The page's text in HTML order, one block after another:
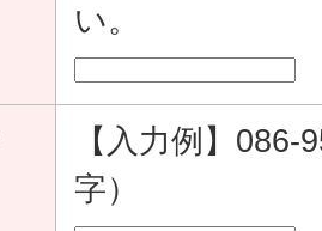
い。
【入力例】
字）